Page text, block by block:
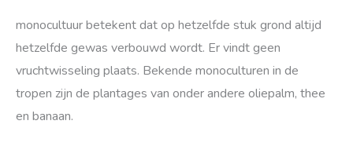
monocultuur betekent dat op hetzelfde stuk grond altijd
hetzelfde gewas verbouwd wordt. Er vindt geen
vruchtwisseling plaats. Bekende monoculturen in de
tropen zijn de plantages van onder andere oliepalm, thee
en banaan.
monoculturen